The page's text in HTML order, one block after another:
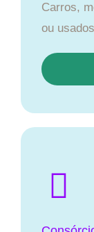
Carros,
ou